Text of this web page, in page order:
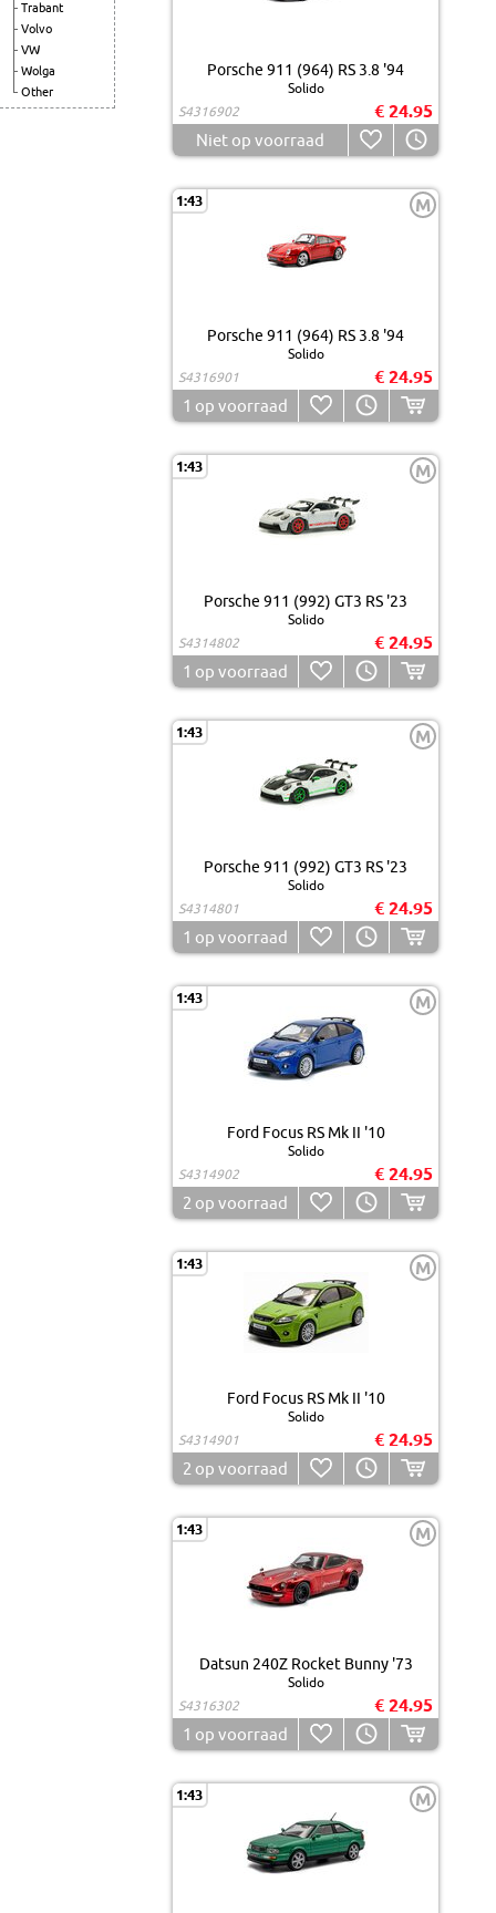
Trabant
Volvo
VW
Wolga
Other
Porsche 911 (964) RS 3.8 '94
Solido
S4316902
€ 24.95
Niet op voorraad
1:43 M
Porsche 911 (964) RS 3.8 '94
Solido
S4316901
€ 24.95
1 op voorraad
1:43 M
Porsche 911 (992) GT3 RS '23
Solido
S4314802
€ 24.95
1 op voorraad
1:43 M
Porsche 911 (992) GT3 RS '23
Solido
S4314801
€ 24.95
1 op voorraad
1:43 M
Ford Focus RS Mk II '10
Solido
S4314902
€ 24.95
2 op voorraad
1:43 M
Ford Focus RS Mk II '10
Solido
S4314901
€ 24.95
2 op voorraad
1:43 M
Datsun 240Z Rocket Bunny '73
Solido
S4316302
€ 24.95
1 op voorraad
1:43 M